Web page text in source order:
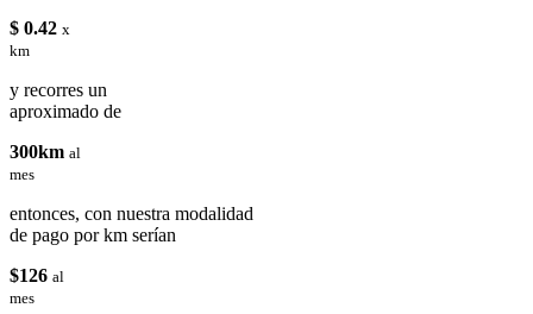
$ 0.42 x
km
y recorres un
aproximado de
300km al
mes
entonces, con nuestra modalidad
de pago por km serían
$126 al
mes